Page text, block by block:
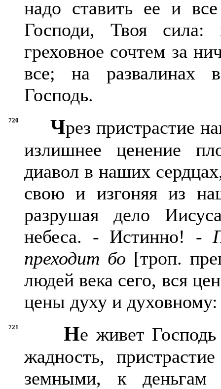
надо ставить ее и
Господи, Твоя сила:
греховное сочтем за
все; на развалинах
Господь.
720 Чрез пристрастие
излишнее ценение
диавол в наших
свою и изгоняя из
разрушая дело
небеса. - Истинно! -
преходит бо [троп.
людей века сего, вся
цены духу и духовному:
721 Не живет
жадность,
земными, к